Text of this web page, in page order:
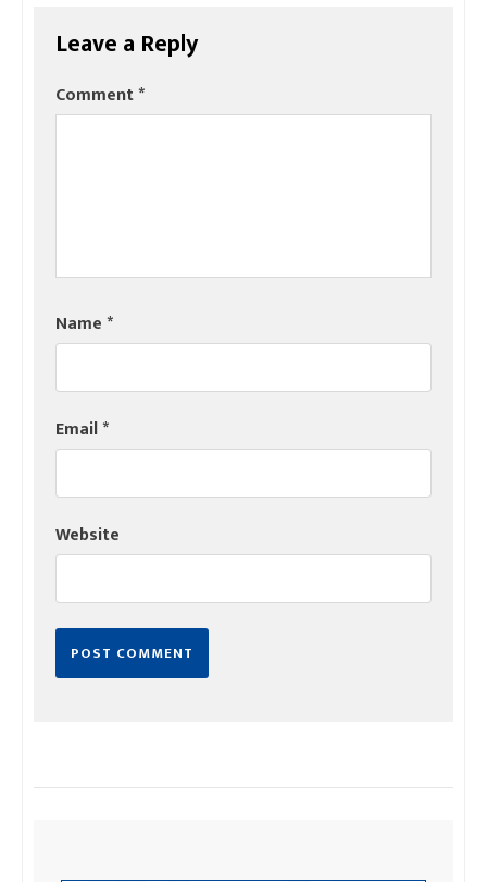
Leave a Reply
Comment*
Name*
Email*
Website